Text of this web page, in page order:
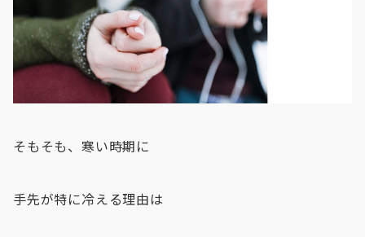
そもそも、寒い時期に
手先が特に冷える理由は